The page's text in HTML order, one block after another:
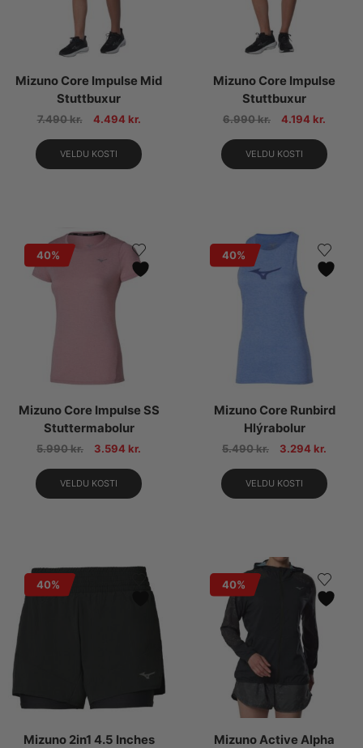
Mizuno Core Impulse Mid
Stuttbuxur
7.490kr. 4.494 kr.
VELDU KOSTI
Mizuno Core Impulse
Stuttbuxur
6.990kr. 4.194 kr.
VELDU KOSTI
40%
Mizuno Core Impulse SS
Stuttermabolur
5.990kr. 3.594 kr.
VELDU KOSTI
40%
Mizuno Core Runbird
Hlýrabolur
5.490kr. 3.294 kr.
VELDU KOSTI
40%
Mizuno 2in1 4.5 Inches
40%
Mizuno Active Alpha